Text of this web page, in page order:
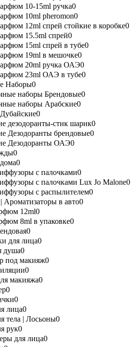
10-15ml ручка0
10ml pheromon0
12ml спрей стойкие в коробке0
15.5ml спрей0
15ml спрей в тубе0
19ml в мешочке0
20ml ручка ОАЭ0
23ml ОАЭ в тубе0
Наборы0
наборы Брендовые0
наборы Арабские0
0
дезодоранты-стик шарик0
Дезодоранты брендовые0
Дезодоранты ОАЭ0
0
0
с палочками0
с палочками Lux Jo Malone0
с распылителем0
в авто0
12ml0
8ml в упаковке0
0
для лица0
душа0
под макияж0
0
макияжа0
0
0
лица0
тела | Лосьоны0
рук0
для лица0